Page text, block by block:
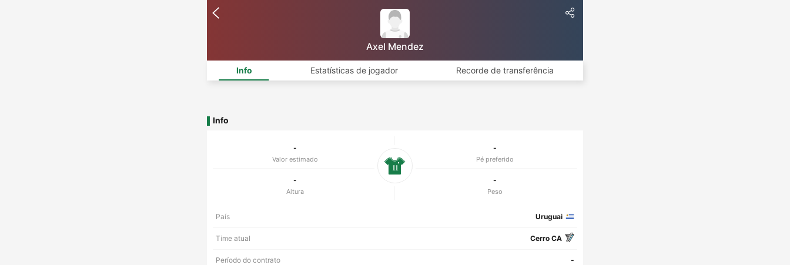
Axel Mendez
Info Estatísticas de jogador Recorde de transferência
Info
-
Valor estimado
-
Pé preferido
-
Altura
-
Peso
11
País Uruguai
Time atual Cerro CA
Período do contrato -